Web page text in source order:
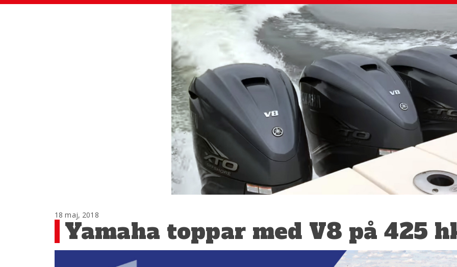
18 maj, 2018
Yamaha toppar med V8 på 425